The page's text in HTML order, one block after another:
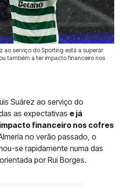
ao serviço do Sporting está a superar
também a ter impacto financeiro nos
Suárez ao serviço do
as expectativas e já
financeiro nos cofres
no verão passado, o
se rapidamente numa das
por Rui Borges.